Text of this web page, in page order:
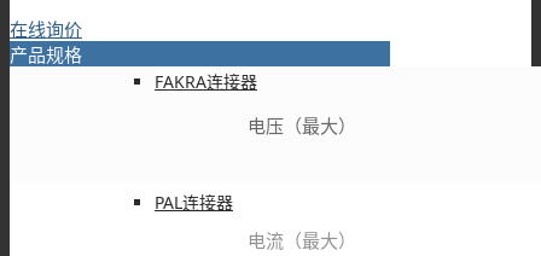
FAKRA连接器
PAL连接器
在线询价
产品规格
电压（最大）
电流（最大）